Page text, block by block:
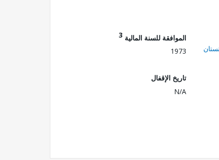
الموافقة للسنة المالية 3
1973
تاريخ الإقفال
N/A